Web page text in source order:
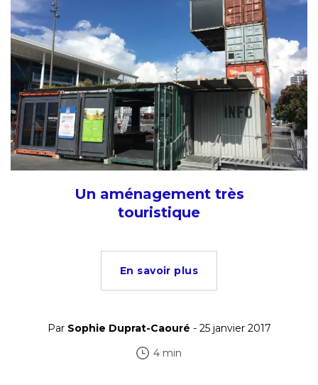
Un aménagement très
touristique
En savoir plus
Par Sophie Duprat-Caouré - 25 janvier 2017
4 min